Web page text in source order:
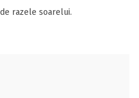
razele soarelui.